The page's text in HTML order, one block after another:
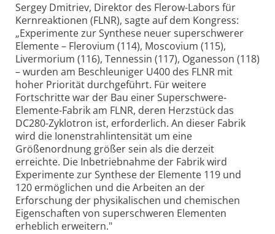
Sergey Dmitriev, Direktor des Flerow-Labors für
Kernreaktionen (FLNR), sagte auf dem Kongress:
„Experimente zur Synthese neuer superschwerer
Elemente – Flerovium (114), Moscovium (115),
Livermorium (116), Tennessin (117), Oganesson (118)
– wurden am Beschleuniger U400 des FLNR mit
hoher Priorität durchgeführt. Für weitere
Fortschritte war der Bau einer Superschwere-
Elemente-Fabrik am FLNR, deren Herzstück das
DC280-Zyklotron ist, erforderlich. An dieser Fabrik
wird die Ionen­strahl­intensität um eine
Größenordnung größer sein als die derzeit
erreichte. Die Inbetriebnahme der Fabrik wird
Experimente zur Synthese der Elemente 119 und
120 ermöglichen und die Arbeiten an der
Erforschung der physikalischen und chemischen
Eigenschaften von superschweren Elementen
erheblich erweitern."